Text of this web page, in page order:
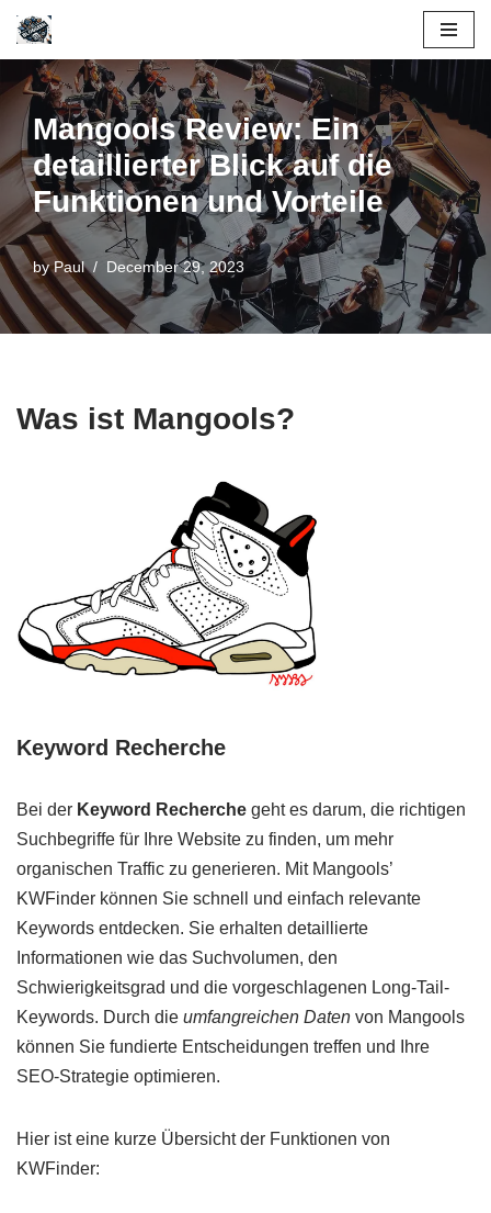
Skip
to
content
Mangools Review: Ein
detaillierter Blick auf die
Funktionen und Vorteile
byPaul December 29, 2023
Was ist Mangools?
Keyword Recherche
Bei der Keyword Recherche geht es darum, die richtigen
Suchbegriffe für Ihre Website zu finden, um mehr
organischen Traffic zu generieren. Mit Mangools’
KWFinder können Sie schnell und einfach relevante
Keywords entdecken. Sie erhalten detaillierte
Informationen wie das Suchvolumen, den
Schwierigkeitsgrad und die vorgeschlagenen Long-Tail-
Keywords. Durch die umfangreichen Daten von Mangools
können Sie fundierte Entscheidungen treffen und Ihre
SEO-Strategie optimieren.
Hier ist eine kurze Übersicht der Funktionen von
KWFinder: